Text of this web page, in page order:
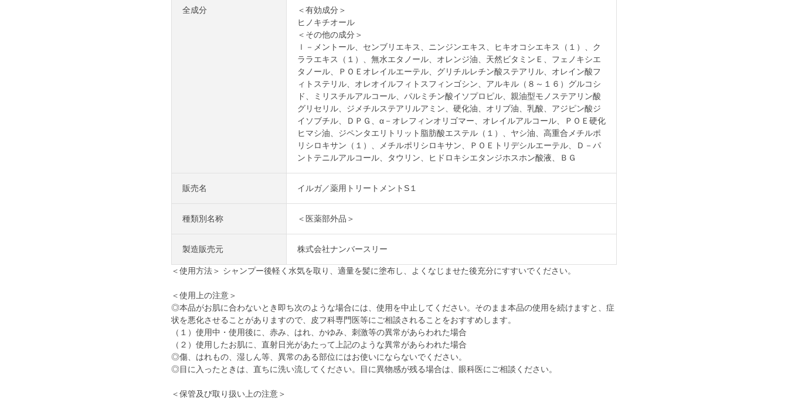
全成分
＜有効成分＞
ヒノキチオール
＜その他の成分＞
ｌ－メントール、センブリエキス、ニンジンエキス、ヒキオコシエキス（１）、ク
ララエキス（１）、無水エタノール、オレンジ油、天然ビタミンＥ、フェノキシエ
タノール、ＰＯＥオレイルエーテル、グリチルレチン酸ステアリル、オレイン酸フ
ィトステリル、オレオイルフィトスフィンゴシン、アルキル（８～１６）グルコシ
ド、ミリスチルアルコール、パルミチン酸イソプロピル、親油型モノステアリン酸
グリセリル、ジメチルステアリルアミン、硬化油、オリブ油、乳酸、アジピン酸ジ
イソブチル、ＤＰＧ、α－オレフィンオリゴマー、オレイルアルコール、ＰＯＥ硬化
ヒマシ油、ジペンタエリトリット脂肪酸エステル（１）、ヤシ油、高重合メチルポ
リシロキサン（１）、メチルポリシロキサン、ＰＯＥトリデシルエーテル、Ｄ－パ
ントテニルアルコール、タウリン、ヒドロキシエタンジホスホン酸液、ＢＧ
販売名 イルガ／薬用トリートメントS１
種類別名称 ＜医薬部外品＞
製造販売元 株式会社ナンバースリー
＜使用方法＞ シャンプー後軽く水気を取り、適量を髪に塗布し、よくなじませた後充分にすすいでください。
＜使用上の注意＞
◎本品がお肌に合わないとき即ち次のような場合には、使用を中止してください。そのまま本品の使用を続けますと、症
状を悪化させることがありますので、皮フ科専門医等にご相談されることをおすすめします。
（１）使用中・使用後に、赤み、はれ、かゆみ、刺激等の異常があらわれた場合
（２）使用したお肌に、直射日光があたって上記のような異常があらわれた場合
◎傷、はれもの、湿しん等、異常のある部位にはお使いにならないでください。
◎目に入ったときは、直ちに洗い流してください。目に異物感が残る場合は、眼科医にご相談ください。
＜保管及び取り扱い上の注意＞